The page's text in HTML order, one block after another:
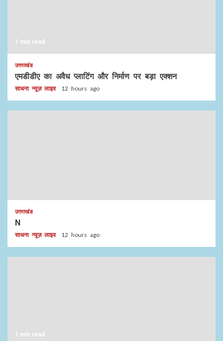
1 min read
उत्तराखंड
एमडीडीए का अवैध प्लाटिंग और निर्माण पर बड़ा एक्शन
साधना न्यूज़ लाइव 12 hours ago
उत्तराखंड
N
साधना न्यूज़ लाइव 12 hours ago
1 min read